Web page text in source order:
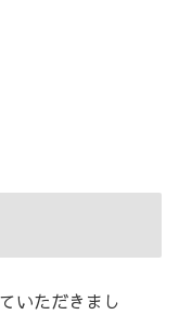
いただきまし